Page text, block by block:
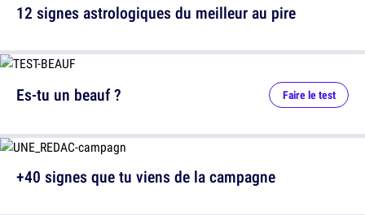
12 signes astrologiques du meilleur au pire
Es-tu un beauf ? Faire le test
+40 signes que tu viens de la campagne